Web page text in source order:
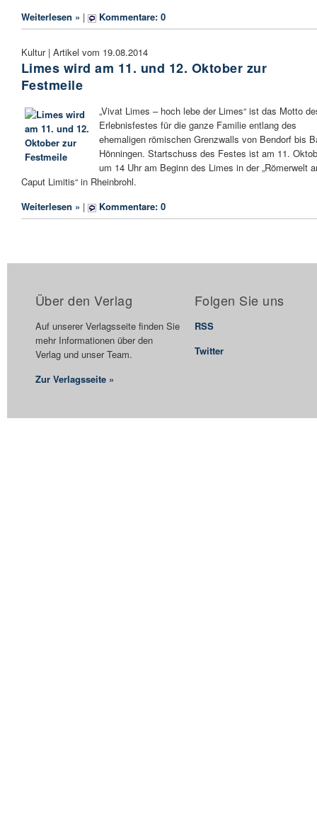
Weiterlesen » | Kommentare: 0
Kultur | Artikel vom 19.08.2014
Limes wird am 11. und 12. Oktober zur
Festmeile
„Vivat Limes – hoch lebe der Limes“ ist das Motto
Erlebnisfestes für die ganze Familie entlang des
ehemaligen römischen Grenzwalls von Bendorf bis
Hönningen. Startschuss des Festes ist am 11.
um 14 Uhr am Beginn des Limes in der „Römerwelt
Caput Limitis“ in Rheinbrohl.
Weiterlesen » | Kommentare: 0
Über den Verlag
Auf unserer Verlagsseite finden Sie
mehr Informationen über den
Verlag und unser Team.
Zur Verlagsseite »
Folgen Sie uns
RSS
Twitter